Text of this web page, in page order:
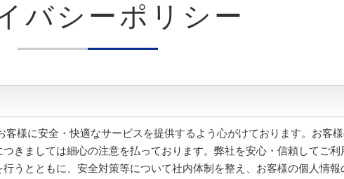
バシーポリシー
様に安全・快適なサービスを提供するよう心がけております。 お客
きましては細心の注意を払っております。 弊社を安心・信頼してご
うとともに、安全対策等について社内体制を整え、お客様の個人情